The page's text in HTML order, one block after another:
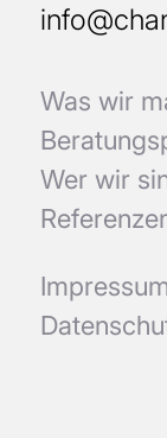
Was wir
Wer wir